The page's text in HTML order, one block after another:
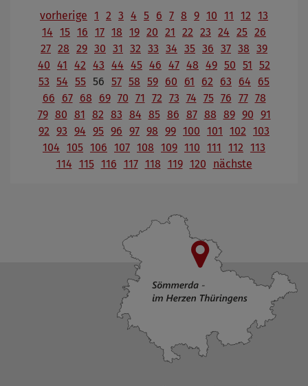
vorherige 1 2 3 4 5 6 7 8 9 10 11 12 13
14 15 16 17 18 19 20 21 22 23 24 25 26
27 28 29 30 31 32 33 34 35 36 37 38 39
40 41 42 43 44 45 46 47 48 49 50 51
52
53 54 55 56 57 58 59 60 61 62 63 64
65
66
67 68 69 70 71 72 73 74 75 76 77 78
79 80 81 82 83 84 85 86 87 88 89 90 91
92 93 94 95 96 97 98 99 100 101 102 103
104 105 106 107 108 109 110 111 112 113
114 115 116 117 118 119 120 nächste